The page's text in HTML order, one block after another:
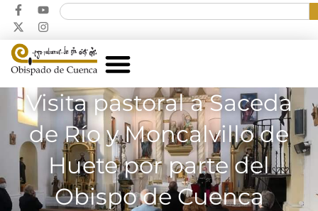
Visita pastoral a Saceda
de Río y Moncalvillo de
Huete por parte del
Obispo de Cuenca